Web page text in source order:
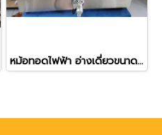
หม้อทอดไฟฟ้า อ่างเดี่ยวขนาดใหญ่ ความจุ 30 ลิตร